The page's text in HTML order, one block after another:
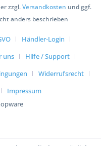
zzgl.Versandkosten und ggf.
anders beschrieben
Händler-Login
uns
Hilfe / Support
Widerrufsrecht
Impressum